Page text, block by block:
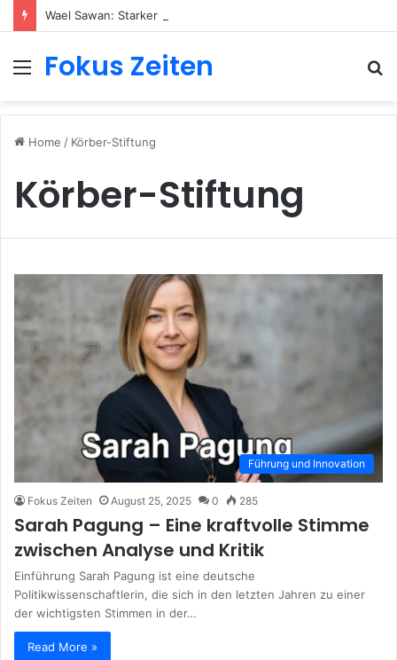
Wael Sawan: Starker Shell-Chef mit globalem Einfluss
Menu
Fokus Zeiten
Home / Körber-Stiftung
Körber-Stiftung
Führung und Innovation
Fokus Zeiten August 25, 2025 0 285
Sarah Pagung – Eine kraftvolle Stimme
zwischen Analyse und Kritik
Einführung Sarah Pagung ist eine deutsche
Politikwissenschaftlerin, die sich in den letzten Jahren zu einer
der wichtigsten Stimmen in der…
Read More »